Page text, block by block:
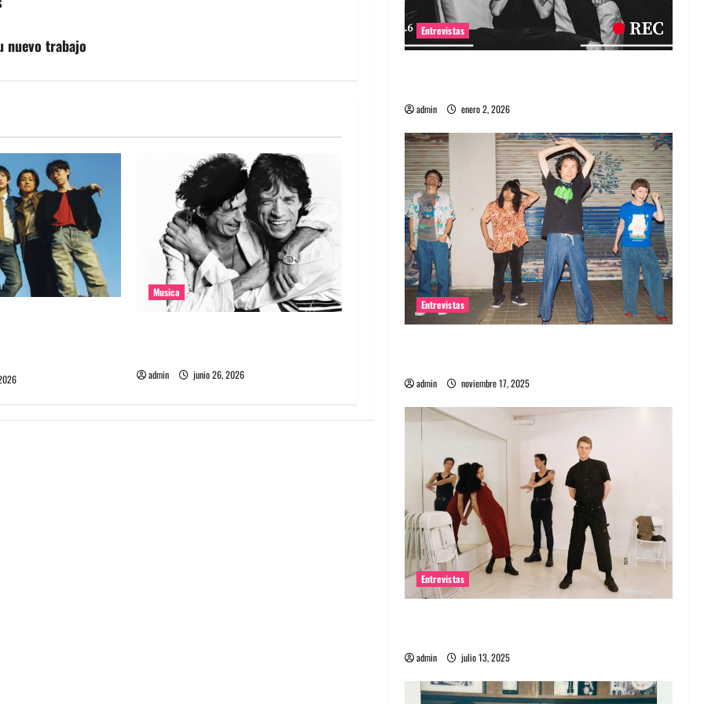
nuevo trabajo
Musica
admin junio 26, 2026
Entrevistas
admin enero 2, 2026
Entrevistas
admin noviembre 17, 2025
Entrevistas
admin julio 13, 2025